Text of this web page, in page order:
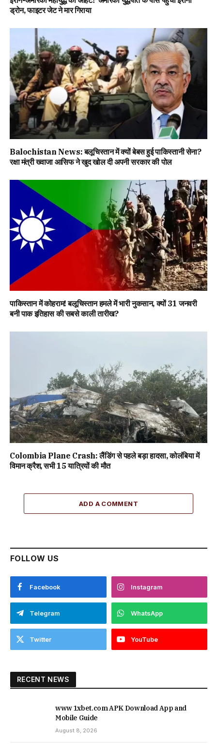
ड्रोन, फाइटर जेट ने मार गिराया
Balochistan News: बलूचिस्तान में क्यों बेबस हुई पाकिस्तानी सेना?
रक्षा मंत्री ख्वाजा आसिफ ने खुद खोल दी अपनी सरकार की पोल
पाकिस्तान में कोहराम! बलूचिस्तान हमले में भारी नुकसान, क्यों 31 जनवरी
बनी पाक इतिहास की सबसे काली तारीख?
Colombia Plane Crash: लैंडिंग से पहले बड़ा हादसा, कोलंबिया में
विमान क्रैश, सभी 15 यात्रियों की मौत
ADD A COMMENT
FOLLOW US
Facebook Instagram
Telegram WhatsApp
Twitter YouTube
RECENT NEWS
www 1xbet.com APK Download App and
Mobile Guide
August 8, 2026